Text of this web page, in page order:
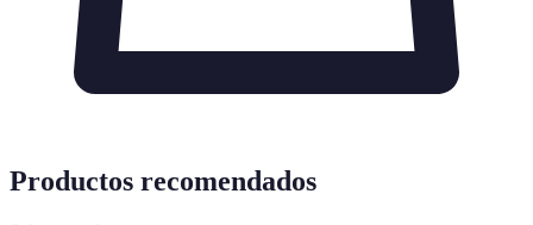
Productos recomendados